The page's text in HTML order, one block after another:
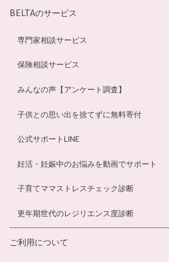
BELTAのサービス
専門家相談サービス
保険相談サービス
みんなの声【アンケート調査】
子供との思い出を捨てずに無料寄付
公式サポートLINE
妊活・妊娠中のお悩みを動画でサポート
子育てママストレスチェック診断
更年期世代のレジリエンス度診断
ご利用について